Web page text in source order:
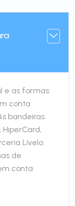
e as formas
conta
bandeiras
HiperCard,
Livelo:
de
conta